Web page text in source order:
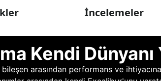
İncelemeler
Kendi Dünyanı
arasından performans ve